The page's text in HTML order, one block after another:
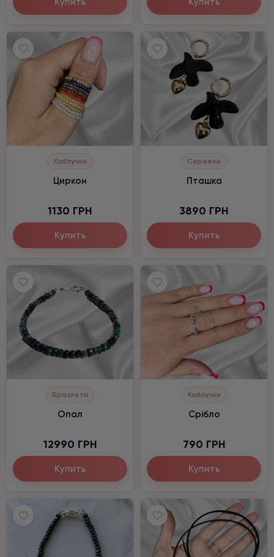
Каблучки
Циркон
1130 ГРН
Купить
Сережки
Пташка
3890 ГРН
Купить
Браслети
Опал
12990 ГРН
Купить
Каблучки
Срібло
790 ГРН
Купить